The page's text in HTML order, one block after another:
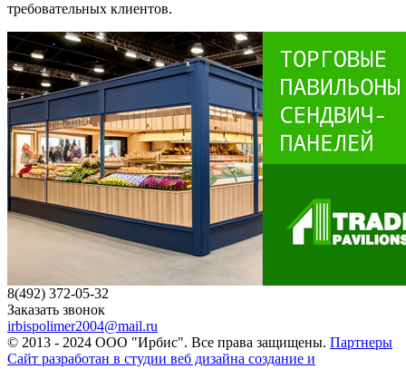
требовательных клиентов.
8(492) 372-05-32
Заказать звонок
irbispolimer2004@mail.ru
© 2013 - 2024 ООО "Ирбис". Все права защищены. Партнеры
Сайт разработан в студии веб дизайна создание и